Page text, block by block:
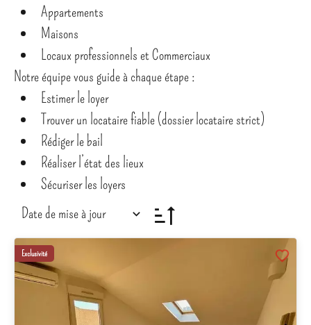
Appartements
Maisons
Locaux professionnels et Commerciaux
Notre équipe vous guide à chaque étape :
Estimer le loyer
Trouver un locataire fiable (dossier locataire strict)
Rédiger le bail
Réaliser l’état des lieux
Sécuriser les loyers
Date de mise à jour
Exclusivité